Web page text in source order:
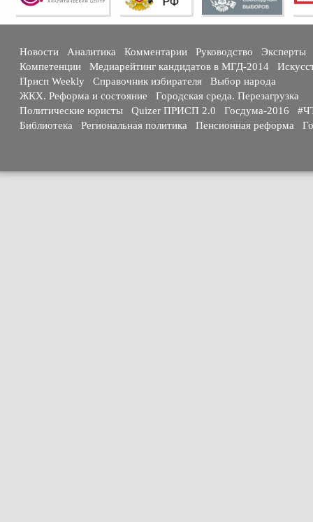
Новости Аналитика Комментарии Руководство
Эксперты
Компетенции
Медиарейтинг кандидатов в МГД-2014
Присп Weekly
Справочник избирателя
Выбор народа
ЖКХ. Реформа и состояние
Городская среда. Перезагрузка
Политические юристы
Quizer ПРИСП 2.0 Госдума-2016
Библиотека
Региональная политика Пенсионная реформа